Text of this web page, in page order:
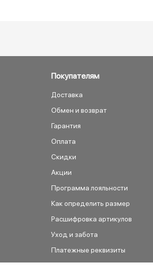
Покупателям
Доставка
Обмен и возврат
Гарантия
Оплата
Скидки
Акции
Программа лояльности
Как определить размер
Расшифровка артикулов
Уход и забота
Платежные реквизиты